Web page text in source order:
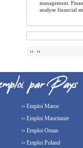
management.
analyse financial
›› ››
›› Emploi Maroc
›› Emploi Mauritanie
›› Emploi Oman
›› Emploi Poland